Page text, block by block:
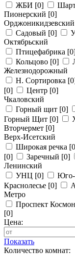
ЖБИ [0]
Пионерский [0]
Орджоникидзевский
Садовый [0]
Октябрьский
Птицефабрика
Кольцово [0]
Железнодорожный
Н. Сортировка
[0]
Центр [0]
Чкаловский
Горный щит [0]
Горный Щит [0]
Вторчермет [0]
Верх-Исетский
Широкая речка
[0]
Заречный [0]
Ленинский
УНЦ [0] Юго-
Краснолесье [0]
Метро
Проспект
[0]
Цена:
Показать
Количество комнат: